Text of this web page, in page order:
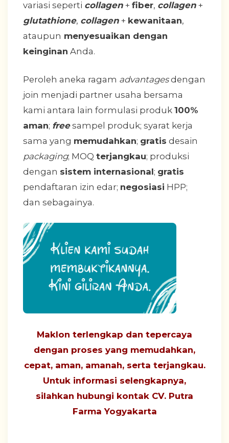
variasi seperti collagen + fiber, collagen +
glutathione, collagen + kewanitaan,
ataupun menyesuaikan dengan
keinginan Anda.
Peroleh aneka ragam advantagesdengan
join menjadi partner usaha bersama
kami antara lain formulasi produk 100%
aman; freesampel produk; syarat kerja
sama yang memudahkan; gratis desain
packaging; MOQ terjangkau; produksi
dengan sistem internasional; gratis
pendaftaran izin edar; negosiasi HPP;
dan sebagainya.
Maklon terlengkap dan tepercaya
dengan proses yang memudahkan,
cepat, aman, amanah, serta terjangkau.
Untuk informasi selengkapnya,
silahkan hubungi kontak CV. Putra
Farma Yogyakarta